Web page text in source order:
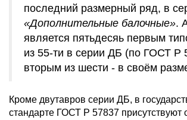
последний размерный ряд, в
«Дополнительные балочные».
является пятьдесяь первым
из 55-ти в серии ДБ (по ГОСТ Р
вторым из шести - в своём
Кроме двутавров серии ДБ, в
стандарте ГОСТ Р 57837